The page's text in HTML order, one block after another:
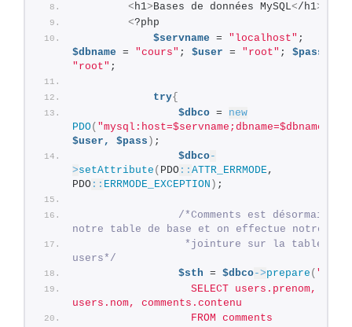
<h1>Bases de données MySQL</h1>
<?php
$servname = "localhost"
$dbname = "cours" ; $user = "root" ; $pass
"root" ;
try{
$dbco = new
PDO( "mysql:host=$servname;dbname=$dbname"
$user,
$pass ) ;
$dbco-
>setAttribute ( PDO :: ATTR_ERRMODE,
PDO :: ERRMODE_EXCEPTION ) ;
/*Comments est désormais
notre table de base et on effectue notre
                 *jointure sur la table
users*/
$sth = $dbco->prepare ( "
                  SELECT users.prenom,
users.nom, comments.contenu
                  FROM comments